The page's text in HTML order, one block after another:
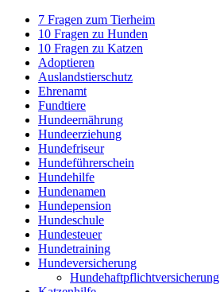
7 Fragen zum Tierheim
10 Fragen zu Hunden
10 Fragen zu Katzen
Adoptieren
Auslandstierschutz
Ehrenamt
Fundtiere
Hundeernährung
Hundeerziehung
Hundefriseur
Hundeführerschein
Hundehilfe
Hundenamen
Hundepension
Hundeschule
Hundesteuer
Hundetraining
Hundeversicherung
Hundehaftpflichtversicherung